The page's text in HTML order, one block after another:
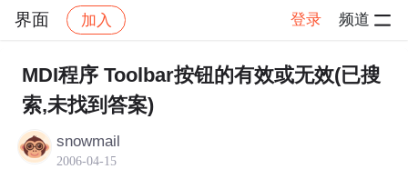
界面 加入 登录 频道
社区 界面 帖子详情
MDI程序 Toolbar按钮的有效或无效(已搜
索,未找到答案)
snowmail
2006-04-15